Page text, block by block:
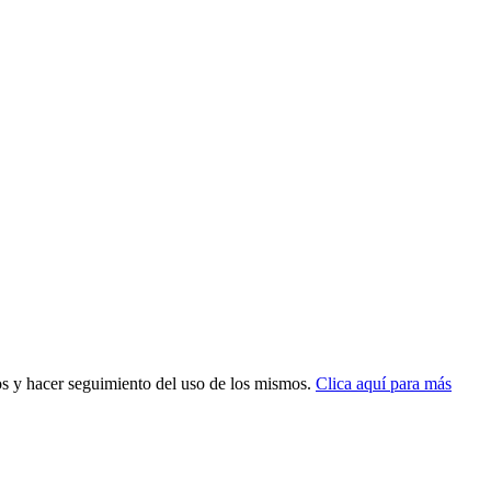
y hacer seguimiento del uso de los mismos. Clica aquí para más